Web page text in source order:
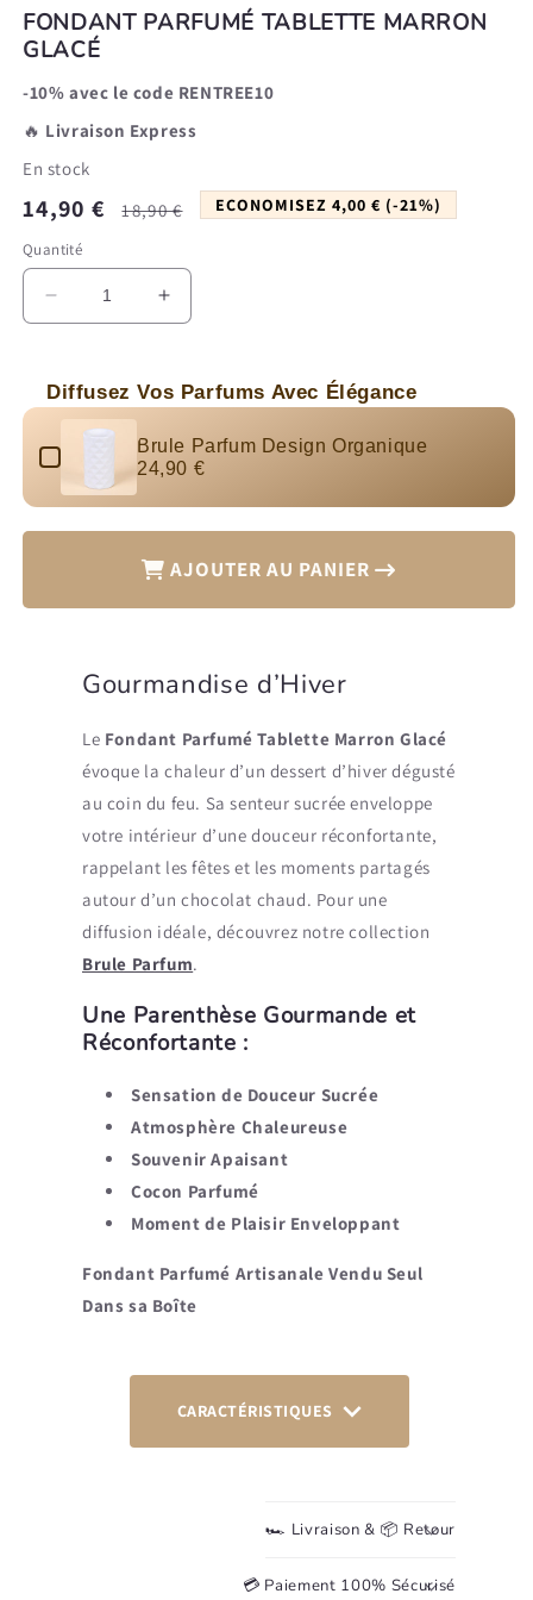
FONDANT PARFUMÉ TABLETTE MARRON
GLACÉ
-10% avec le code RENTREE10
🔥 Livraison Express
En stock
Prix
14,90 €
Prix
18,90 € ECONOMISEZ 4,00 € (-21%)
Quantité
Réduire
la
de
Fondant
Parfumé
Tablette
Marron
Glacé
Augmenter
la
de
Fondant
Tablette
Marron
Glacé
Diffusez Vos Parfums Avec Élégance
Use the Previous and Next buttons to navigate through
Brule Parfum Design Organique
24,90 €
AJOUTER AU PANIER
Gourmandise d’Hiver
Le Fondant Parfumé Tablette Marron Glacé
évoque la chaleur d’un dessert d’hiver dégusté
au coin du feu. Sa senteur sucrée enveloppe
votre intérieur d’une douceur réconfortante,
rappelant les fêtes et les moments partagés
autour d’un chocolat chaud. Pour une
diffusion idéale, découvrez notre collection
Brule Parfum.
Une Parenthèse Gourmande et
Réconfortante :
Sensation de Douceur Sucrée
Atmosphère Chaleureuse
Souvenir Apaisant
Cocon Parfumé
Moment de Plaisir Enveloppant
Fondant Parfumé Artisanale Vendu Seul
Dans sa Boîte
CARACTÉRISTIQUES
🏎️ Livraison & 📦 Retour
💳 Paiement 100% Sécurisé